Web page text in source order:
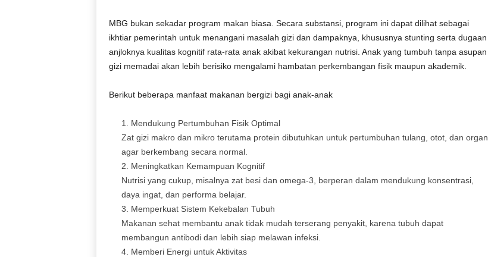
MBG bukan sekadar program makan biasa. Secara substansi, program ini dapat dilihat sebagai
ikhtiar pemerintah untuk menangani masalah gizi dan dampaknya, khususnya stunting serta dugaan
anjloknya kualitas kognitif rata-rata anak akibat kekurangan nutrisi. Anak yang tumbuh tanpa asupan
gizi memadai akan lebih berisiko mengalami hambatan perkembangan fisik maupun akademik.
Berikut beberapa manfaat makanan bergizi bagi anak-anak
Mendukung Pertumbuhan Fisik Optimal
Zat gizi makro dan mikro terutama protein dibutuhkan untuk pertumbuhan tulang, otot, dan organ
agar berkembang secara normal.
Meningkatkan Kemampuan Kognitif
Nutrisi yang cukup, misalnya zat besi dan omega-3, berperan dalam mendukung konsentrasi,
daya ingat, dan performa belajar.
Memperkuat Sistem Kekebalan Tubuh
Makanan sehat membantu anak tidak mudah terserang penyakit, karena tubuh dapat
membangun antibodi dan lebih siap melawan infeksi.
Memberi Energi untuk Aktivitas